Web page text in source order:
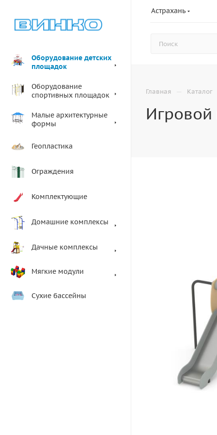
Астрахань
Оборудование детских
площадок
Оборудование
спортивных площадок
Малые архитектурные
формы
Геопластика
Ограждения
Комплектующие
Домашние комплексы
Дачные комплексы
Мягкие модули
Сухие бассейны
Главная — Каталог
Игровой